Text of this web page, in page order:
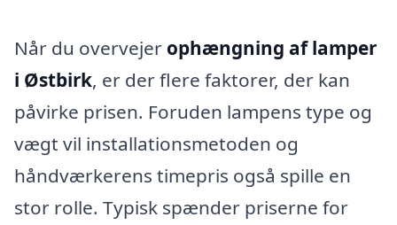
Når du overvejer ophængning af lamper
i Østbirk, er der flere faktorer, der kan
påvirke prisen. Foruden lampens type og
vægt vil installationsmetoden og
håndværkerens timepris også spille en
stor rolle. Typisk spænder priserne for